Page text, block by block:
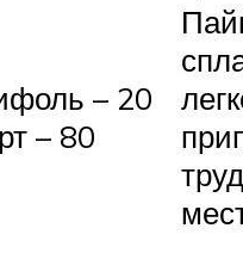
– 20
– 80